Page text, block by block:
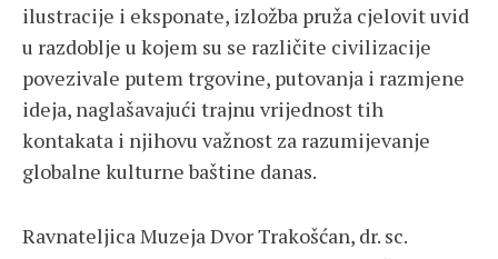
ilustracije i eksponate, izložba pruža cjelovit uvid
u razdoblje u kojem su se različite civilizacije
povezivale putem trgovine, putovanja i razmjene
ideja, naglašavajući trajnu vrijednost tih
kontakata i njihovu važnost za razumijevanje
globalne kulturne baštine danas.
Ravnateljica Muzeja Dvor Trakošćan, dr. sc.